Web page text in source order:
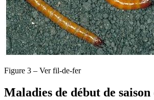
Figure 3 – Ver fil-de-fer
Maladies de début de saison